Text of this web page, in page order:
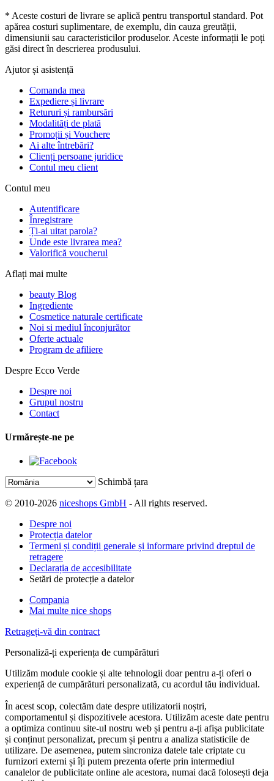
* Aceste costuri de livrare se aplică pentru transportul standard. Pot
apărea costuri suplimentare, de exemplu, din cauza greutății,
dimensiunii sau caracteristicilor produselor. Aceste informații le poți
găsi direct în descrierea produsului.
Ajutor și asistență
Comanda mea
Expediere și livrare
Retururi și rambursări
Modalități de plată
Promoții și Vouchere
Ai alte întrebări?
Clienți persoane juridice
Contul meu client
Contul meu
Autentificare
Înregistrare
Ți-ai uitat parola?
Unde este livrarea mea?
Valorifică voucherul
Aflați mai multe
beauty Blog
Ingrediente
Cosmetice naturale certificate
Noi si mediul înconjurător
Oferte actuale
Program de afiliere
Despre Ecco Verde
Despre noi
Grupul nostru
Contact
Urmărește-ne pe
Schimbă țara
© 2010-2026 niceshops GmbH - All rights reserved.
Despre noi
Protecția datelor
Termeni și condiții generale și informare privind dreptul de
retragere
Declarația de accesibilitate
Setări de protecție a datelor
Compania
Mai multe nice shops
Retrageți-vă din contract
Personaliză-ți experiența de cumpărături
Utilizăm module cookie și alte tehnologii doar pentru a-ți oferi o
experiență de cumpărături personalizată, cu acordul tău individual.
În acest scop, colectăm date despre utilizatorii noștri,
comportamentul și dispozitivele acestora. Utilizăm aceste date pentru
a optimiza continuu site-ul nostru web și pentru a-ți afișa publicitate
și conținut personalizat, precum și pentru a analiza statisticile de
utilizare. De asemenea, putem sincroniza datele tale criptate cu
furnizori externi și îți putem prezenta oferte prin intermediul
canalelor de publicitate online ale acestora, numai dacă folosești deja